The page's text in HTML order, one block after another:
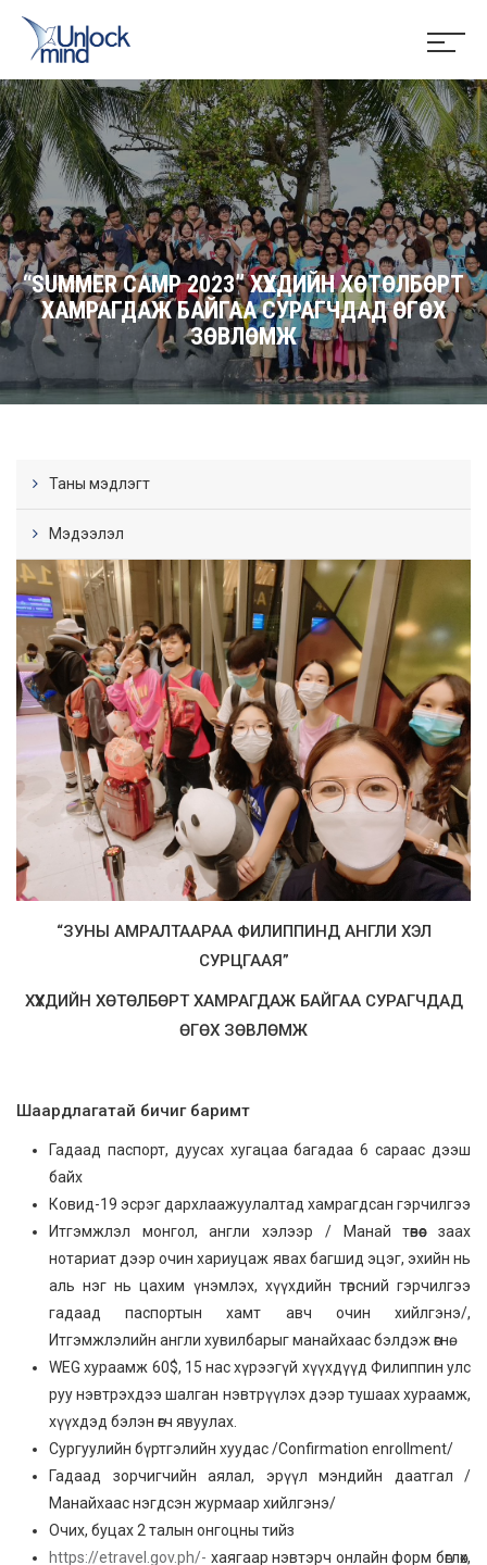
“SUMMER CAMP 2023” ХҮҮХДИЙН ХӨТӨЛБӨРТ
ХАМРАГДАЖ БАЙГАА СУРАГЧДАД ӨГӨХ
ЗӨВЛӨМЖ
Таны мэдлэгт
Мэдээлэл
“ЗУНЫ АМРАЛТААРАА ФИЛИППИНД АНГЛИ ХЭЛ
СУРЦГААЯ”
ХҮҮХДИЙН ХӨТӨЛБӨРТ ХАМРАГДАЖ БАЙГАА СУРАГЧДАД
ӨГӨХ ЗӨВЛӨМЖ
Шаардлагатай бичиг баримт
Гадаад паспорт, дуусах хугацаа багадаа 6 сараас дээш
байх
Ковид-19 эсрэг дархлаажуулалтад хамрагдсан гэрчилгээ
Итгэмжлэл монгол, англи хэлээр / Манай төвөөс заах
нотариат дээр очин хариуцаж явах багшид эцэг, эхийн нь
аль нэг нь цахим үнэмлэх, хүүхдийн төрсний гэрчилгээ
гадаад паспортын хамт авч очин хийлгэнэ/,
Итгэмжлэлийн англи хувилбарыг манайхаас бэлдэж өгнө.
WEG хураамж 60$, 15 нас хүрээгүй хүүхдүүд Филиппин улс
руу нэвтрэхдээ шалган нэвтрүүлэх дээр тушаах хураамж,
хүүхдэд бэлэн өгч явуулах.
Сургуулийн бүртгэлийн хуудас /Confirmation enrollment/
Гадаад зорчигчийн аялал, эрүүл мэндийн даатгал /
Манайхаас нэгдсэн журмаар хийлгэнэ/
Очих, буцах 2 талын онгоцны тийз
https://etravel.gov.ph/- хаягаар нэвтэрч онлайн форм бөглөх,